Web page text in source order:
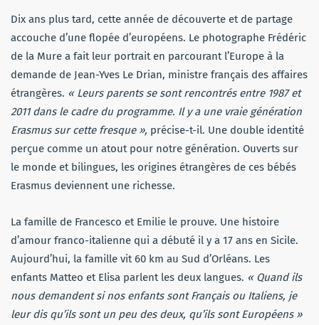
Dix ans plus tard, cette année de découverte et de partage
accouche d’une flopée d’européens. Le photographe Frédéric
de la Mure a fait leur portrait en parcourant l’Europe à la
demande de Jean-Yves Le Drian, ministre français des affaires
étrangères. « Leurs parents se sont rencontrés entre 1987 et
2011 dans le cadre du programme. Il y a une vraie génération
Erasmus sur cette fresque », précise-t-il. Une double identité
perçue comme un atout pour notre génération. Ouverts sur
le monde et bilingues, les origines étrangères de ces bébés
Erasmus deviennent une richesse.
La famille de Francesco et Emilie le prouve. Une histoire
d’amour franco-italienne qui a débuté il y a 17 ans en Sicile.
Aujourd’hui, la famille vit 60 km au Sud d’Orléans. Les
enfants Matteo et Elisa parlent les deux langues. « Quand ils
nous demandent si nos enfants sont Français ou Italiens, je
leur dis qu’ils sont un peu des deux, qu’ils sont Européens »